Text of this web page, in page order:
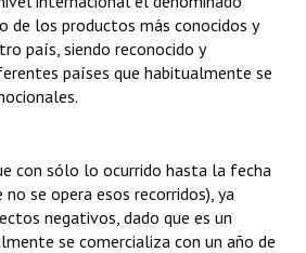
de los productos más conocidos y
país, siendo reconocido y
países que habitualmente se
con sólo lo ocurrido hasta la fecha
se opera esos recorridos), ya
negativos, dado que es un
se comercializa con un año de